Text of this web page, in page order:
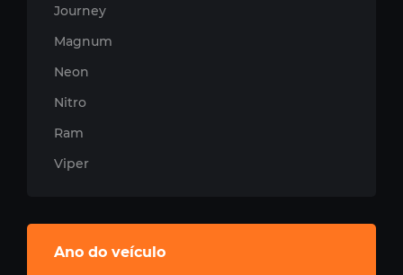
Journey
Magnum
Neon
Nitro
Ram
Viper
Ano do veículo